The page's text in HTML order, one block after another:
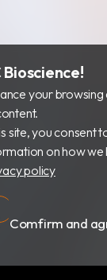
your
site, you consent
on how we
policy
Comfirm and